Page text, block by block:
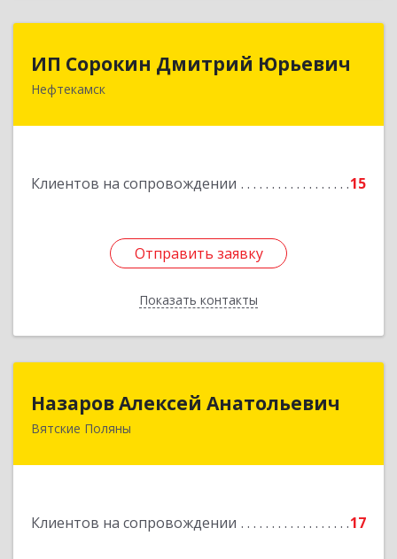
ИП Сорокин Дмитрий Юрьевич
Нефтекамск
Клиентов на сопровождении 15
Отправить заявку
Показать контакты
ИП Сорокин Дмитрий Юрьевич
452684, Башкортостан Респ, Нефтекамск г,
Отправить заявку
Назад
Назаров Алексей Анатольевич
Вятские Поляны
Клиентов на сопровождении 17
Назаров Алексей Анатольевич
612964,Кировская обл,город Вятские Поляны